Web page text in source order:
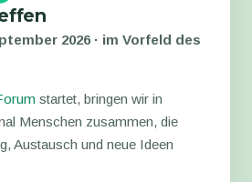
2026 · im Vorfeld des
startet, bringen wir in
Menschen zusammen, die
Austausch und neue Ideen